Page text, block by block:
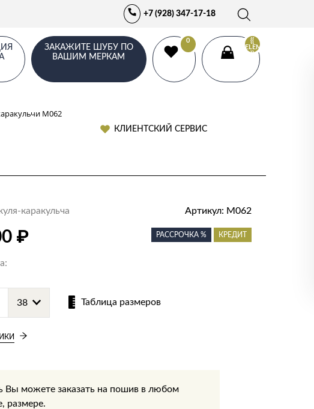
+7 (928) 347-17-18
ЗАКАЖИТЕ ШУБУ ПО
ВАШИМ МЕРКАМ
0
{{
ELEMENTS.LENGTH
}}
M062
КЛИЕНТСКИЙ СЕРВИС
каракульча Артикул: M062
₽ РАССРОЧКА % КРЕДИТ
Таблица размеров
Вы можете заказать на пошив в любом
размере.